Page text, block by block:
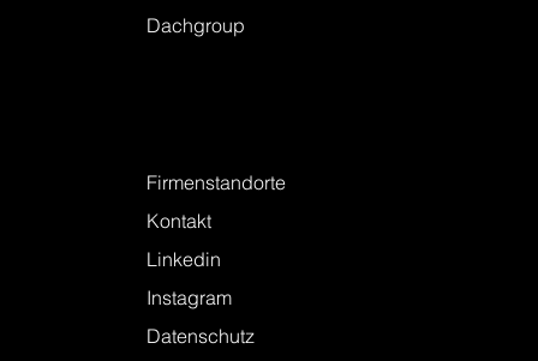
Dachgroup
Firmenstandorte
Kontakt
Linkedin
Instagram
Datenschutz